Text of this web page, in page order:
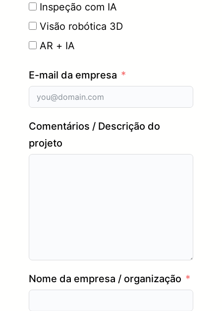
Inspeção com IA
Visão robótica 3D
AR + IA
E-mail da empresa
Comentários / Descrição do
projeto
Nome da empresa / organização